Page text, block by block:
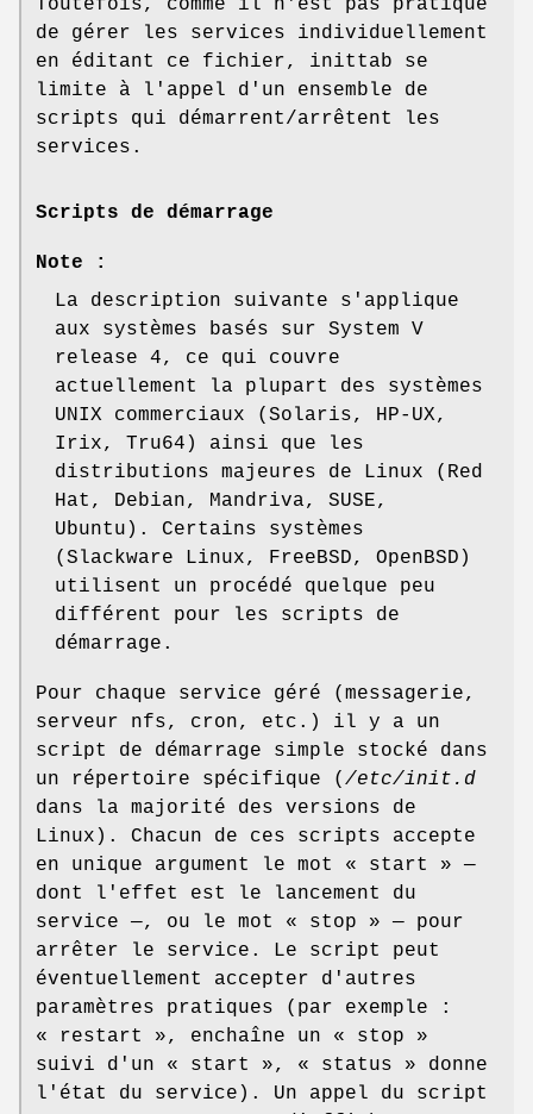
de gérer les services individuellement
en éditant ce fichier, inittab se
limite à l'appel d'un ensemble de
scripts qui démarrent/arrêtent les
services.
Scripts de démarrage
Note :
La description suivante s'applique
aux systèmes basés sur System V
release 4, ce qui couvre
actuellement la plupart des systèmes
UNIX commerciaux (Solaris, HP-UX,
Irix, Tru64) ainsi que les
distributions majeures de Linux (Red
Hat, Debian, Mandriva, SUSE,
Ubuntu). Certains systèmes
(Slackware Linux, FreeBSD, OpenBSD)
utilisent un procédé quelque peu
différent pour les scripts de
démarrage.
Pour chaque service géré (messagerie,
serveur nfs, cron, etc.) il y a un
script de démarrage simple stocké dans
un répertoire spécifique ( /etc/init.d
dans la majorité des versions de
Linux). Chacun de ces scripts accepte
en unique argument le mot « start » —
dont l'effet est le lancement du
service —, ou le mot « stop » — pour
arrêter le service. Le script peut
éventuellement accepter d'autres
paramètres pratiques (par exemple :
« restart », enchaîne un « stop »
suivi d'un « start », « status » donne
l'état du service). Un appel du script